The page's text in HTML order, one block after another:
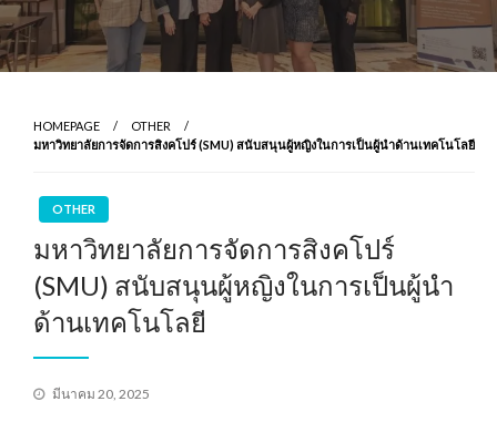
HOMEPAGE
OTHER
มหาวิทยาลัยการจัดการสิงคโปร์ (SMU) สนับสนุนผู้หญิงในการเป็นผู้นำด้านเทคโนโลยี
OTHER
มหาวิทยาลัยการจัดการสิงคโปร์
(SMU) สนับสนุนผู้หญิงในการเป็นผู้นำ
ด้านเทคโนโลยี
Posted
มีนาคม 20, 2025